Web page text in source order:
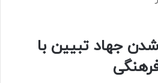
جهاد تبیین با